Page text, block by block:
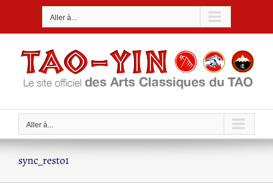
Aller à...
Aller à...
sync_resto1